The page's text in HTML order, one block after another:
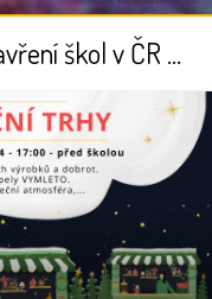
Informace k uzavření škol v ČR a k domácí práci dětí